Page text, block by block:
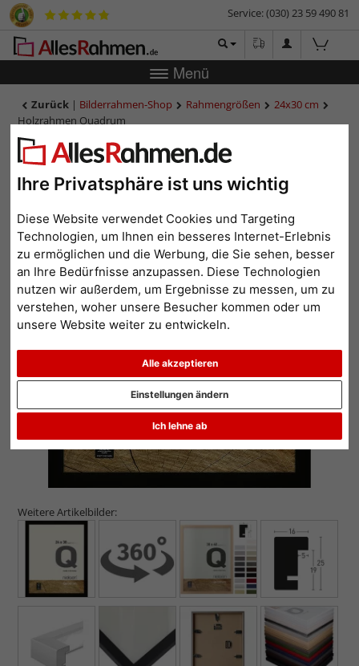
Ihre Privatsphäre ist uns wichtig
Diese Website verwendet Cookies und Targeting
Technologien, um Ihnen ein besseres Internet-Erlebnis
zu ermöglichen und die Werbung, die Sie sehen, besser
an Ihre Bedürfnisse anzupassen. Diese Technologien
nutzen wir außerdem, um Ergebnisse zu messen, um zu
verstehen, woher unsere Besucher kommen oder um
unsere Website weiter zu entwickeln.
Alle akzeptieren
Ich lehne ab
Einstellungen ändern
Service: (030) 23 59 490 81
Menü
Zurück | Bilderrahmen-Shop Rahmengrößen
24x30 cm
Holzrahmen Quadrum
Holzrahmen Quadrum
Zurück
Weitere Artikelbilder: